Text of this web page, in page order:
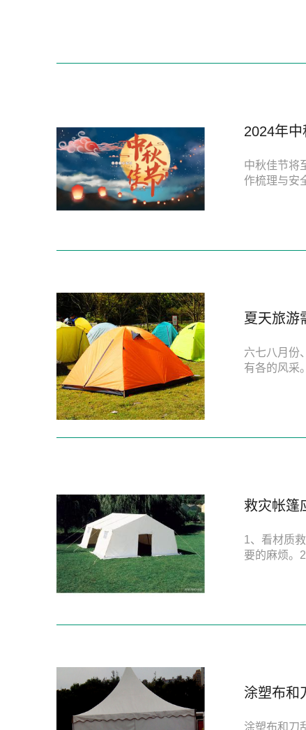
2024年中
中秋佳节将
作梳理与安
夏天旅游
六七八月份
有各的风采
救灾帐篷
1、看材质
要的麻烦。
涂塑布和
涂塑布和刀